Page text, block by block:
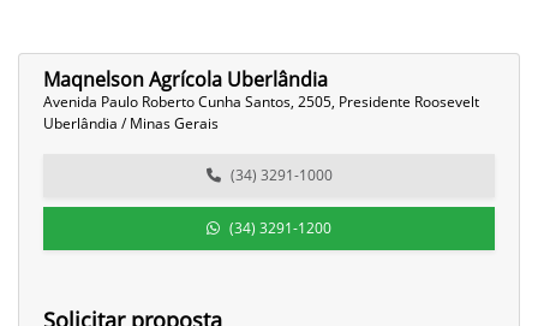
Maqnelson Agrícola Uberlândia
Avenida Paulo Roberto Cunha Santos, 2505, Presidente Roosevelt
Uberlândia / Minas Gerais
(34) 3291-1000
(34) 3291-1200
Solicitar proposta